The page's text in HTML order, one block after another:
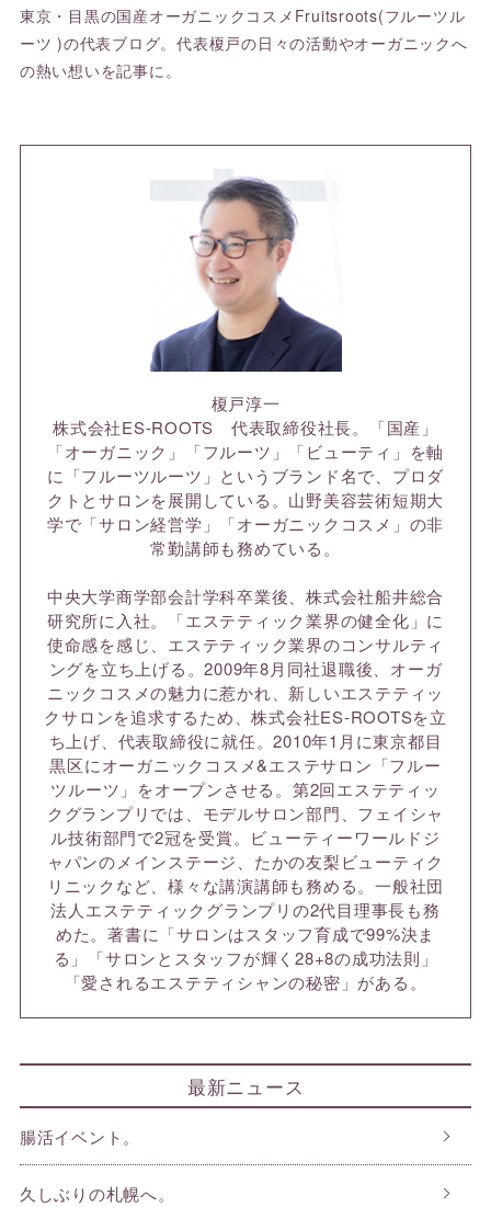
東京・目黒の国産オーガニックコスメFruitsroots(フルーツル
ーツ )の代表ブログ。代表榎戸の日々の活動やオーガニックへ
の熱い想いを記事に。
榎戸淳一
株式会社ES-ROOTS 代表取締役社長。「国産」
「オーガニック」「フルーツ」「ビューティ」を軸
に「フルーツルーツ」というブランド名で、プロダ
クトとサロンを展開している。山野美容芸術短期大
学で「サロン経営学」「オーガニックコスメ」の非
常勤講師も務めている。
中央大学商学部会計学科卒業後、株式会社船井総合
研究所に入社。「エステティック業界の健全化」に
使命感を感じ、エステティック業界のコンサルティ
ングを立ち上げる。2009年8月同社退職後、オーガ
ニックコスメの魅力に惹かれ、新しいエステティッ
クサロンを追求するため、株式会社ES-ROOTSを立
ち上げ、代表取締役に就任。2010年1月に東京都目
黒区にオーガニックコスメ&エステサロン「フルー
ツルーツ」をオープンさせる。第2回エステティッ
クグランプリでは、モデルサロン部門、フェイシャ
ル技術部門で2冠を受賞。ビューティーワールドジ
ャパンのメインステージ、たかの友梨ビューティク
リニックなど、様々な講演講師も務める。一般社団
法人エステティックグランプリの2代目理事長も務
めた。著書に「サロンはスタッフ育成で99%決ま
る」「サロンとスタッフが輝く28+8の成功法則」
「愛されるエステティシャンの秘密」がある。
最新ニュース
腸活イベント。
久しぶりの札幌へ。